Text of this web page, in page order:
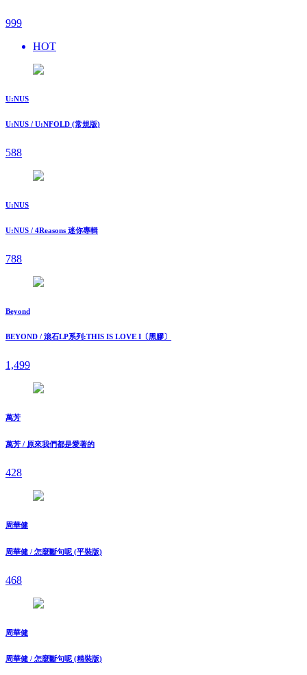
999
HOT
U:NUS
U:NUS / U:NFOLD (常規版)
588
U:NUS
U:NUS / 4Reasons 迷你專輯
788
Beyond
BEYOND / 滾石LP系列:THIS IS LOVE I〔黑膠〕
1,499
萬芳
萬芳 / 原來我們都是愛著的
428
周華健
周華健 / 怎麼斷句呢 (平裝版)
468
周華健
周華健 / 怎麼斷句呢 (精裝版)